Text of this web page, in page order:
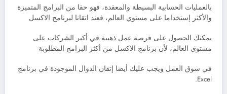
بالعمليات الحسابية البسيطة والمعقدة، فهو حقا من البرامج المتميزة
والأكثر إستخداما على مستوي العالم، فعند اتقانا لبرنامج الاكسل
يمكنك الحصول على فرصة عمل ذهبية في أكبر الشركات على
مستوي العالم، لأن برنامج الاكسل من أكثر البرامج المطلوبة
في سوق العمل ويجب عليك أيضا إتقان الدوال الموجودة في برنامج
Excel.